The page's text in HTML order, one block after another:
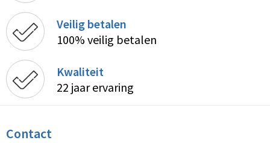
Veilig betalen
100% veilig betalen
Kwaliteit
22 jaar ervaring
Contact